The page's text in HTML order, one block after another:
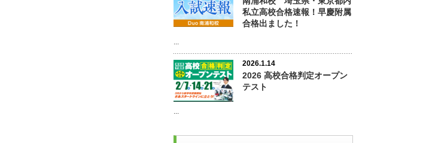
私立高校合格速報！早慶附属
合格出ました！
...
2026.1.14
2026 高校合格判定オープン
テスト
...